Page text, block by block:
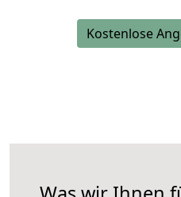
Kostenlose